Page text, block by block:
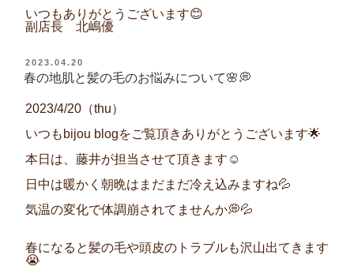
いつもありがとうございます😊
副店長 北嶋優
投
稿
日:
2023.04.20
春の地肌と髪の毛のお悩みについて🌸💭
2023/4/20 （thu）
いつも bijou blogをご覧頂きありがとうございます🌟
本日は、藤井が担当させて頂きます ☺️
日中は暖かく朝晩はまだまだ冷え込みますね💦
気温の変化で体調崩されてませんか💭💦
春になると髪の毛や頭皮のトラブルも沢山出てきます
😭